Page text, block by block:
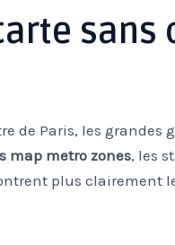
sans
de Paris, les grandes
map metro zones, les
plus clairement